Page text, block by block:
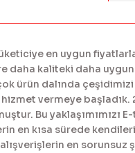
en uygun fiyatlarla
daha kaliteki daha
ürün dalında
vermeye
Bu yaklaşımımızı
en kısa sürede
en